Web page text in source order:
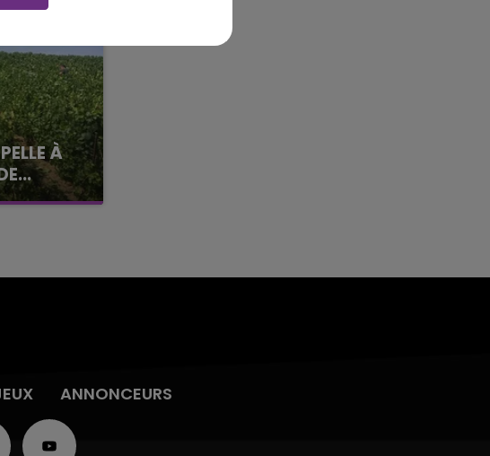
À
ANNONCEURS